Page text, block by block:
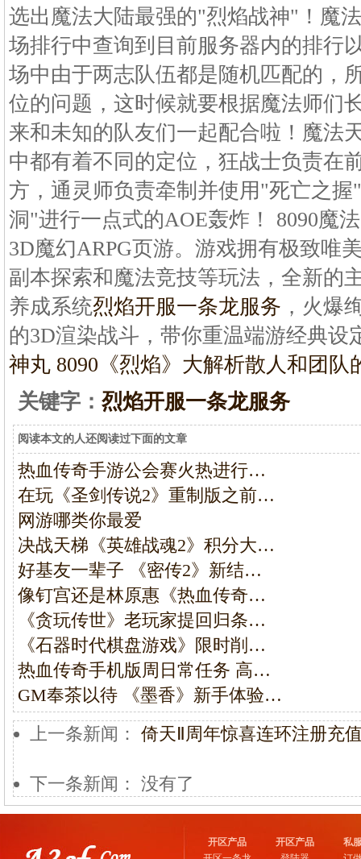
选出魔法大陆最强的"烈焰战神"！魔
场排行中查询到目前服务器内的排行
场中由于两志队伍都是随机匹配的，
位的问题，这时候就要根据魔法师们
来和未知的队友们一起配合啦！魔法
中都有着不同的定位，狂战士负责在
方，通灵师负责牵制并使用"死亡之
洞"进行一点式的AOE轰炸！ 8090魔
3D魔幻ARPG页游。游戏拥有极致唯
副本探索和魔法竞技等玩法，全新的
养成系统烈焰开服一条龙服务 ，火爆
的3D渲染战斗，带你重温端游经典设
神丸 8090《烈焰》大解析散人和团队
关键字： 烈焰开服一条龙服务
阅读本文的人还阅读过下面的文章
热血传奇手游公会赛火热进行…
在玩《圣剑传说2》重制版之前…
网游哪类你最爱
决战天梯《英雄战魂2》积分大…
好基友一辈子 《密传2》新结…
像钉宫还是林原惠《热血传奇…
《贪玩传世》老玩家提回归条…
《石器时代棋盘游戏》限时削…
热血传奇手机版周日常任务 高…
GM奉茶以待 《墨香》新手体验…
上一条新闻： 倚天Ⅱ周年惊喜连环注册充
下一条新闻： 没有了
开区产品
开区产品
私